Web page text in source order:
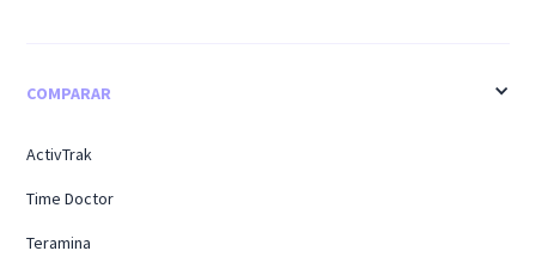
COMPARAR
ActivTrak
Time Doctor
Teramina